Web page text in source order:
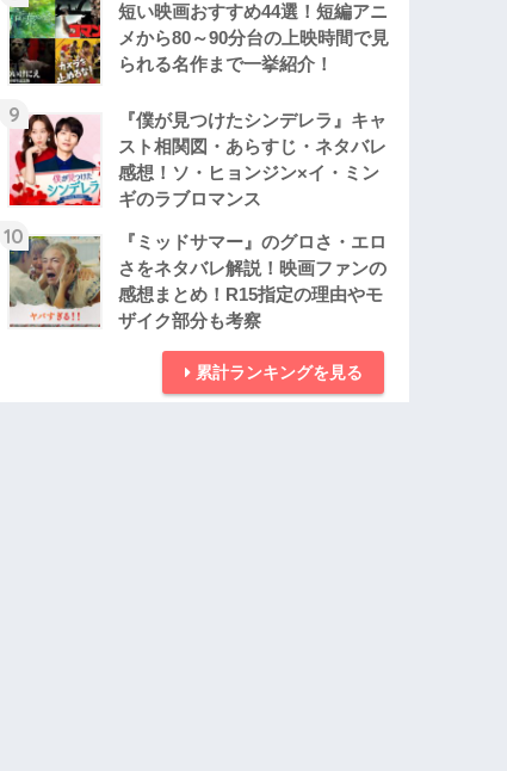
短い映画おすすめ44選！短編アニ
メから80～90分台の上映時間で見
られる名作まで一挙紹介！
9
『僕が見つけたシンデレラ』キャ
スト相関図・あらすじ・ネタバレ
感想！ソ・ヒョンジン×イ・ミン
ギのラブロマンス
10
『ミッドサマー』のグロさ・エロ
さをネタバレ解説！映画ファンの
感想まとめ！R15指定の理由やモ
ザイク部分も考察
累計ランキングを見る